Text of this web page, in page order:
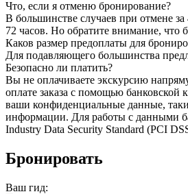
Что, если я отменю бронирование?
В большинстве случаев при отмене за
72 часов. Но обратите внимание,
Каков размер предоплаты для
Для подавляющего большинства
Безопасно ли платить?
Вы не оплачиваете экскурсию
оплате заказа с помощью банковской
ваши конфиденциальные данные,
информации. Для работы с данными
Industry Data Security Standard (PCI
Бронировать
Ваш гид: